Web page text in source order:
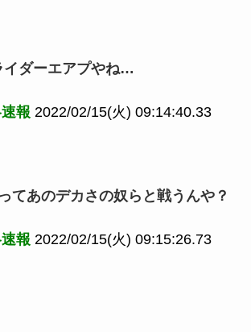
イダーエアプやね…
報 2022/02/15(火) 09:14:40.33
てあのデカさの奴らと戦うんや？
報 2022/02/15(火) 09:15:26.73